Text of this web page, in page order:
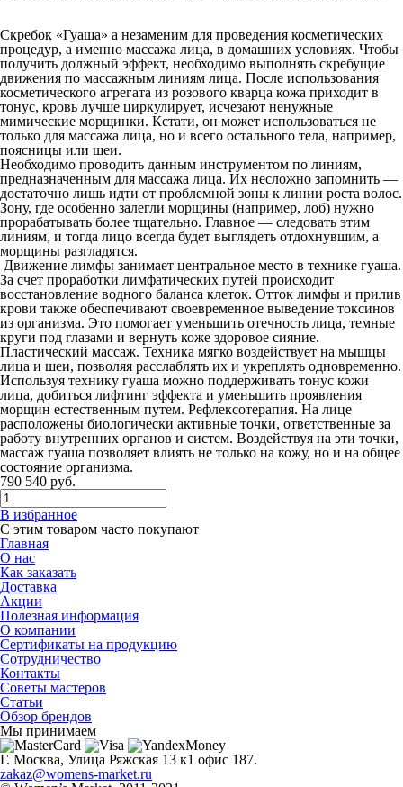
Скребок «Гуаша» а незаменим для проведения косметических
процедур, а именно массажа лица, в домашних условиях. Чтобы
получить должный эффект, необходимо выполнять скребущие
движения по массажным линиям лица. После использования
косметического агрегата из розового кварца кожа приходит в
тонус, кровь лучше циркулирует, исчезают ненужные
мимические морщинки. Кстати, он может использоваться не
только для массажа лица, но и всего остального тела, например,
поясницы или шеи.
Необходимо проводить данным инструментом по линиям,
предназначенным для массажа лица. Их несложно запомнить —
достаточно лишь идти от проблемной зоны к линии роста волос.
Зону, где особенно залегли морщины (например, лоб) нужно
прорабатывать более тщательно. Главное — следовать этим
линиям, и тогда лицо всегда будет выглядеть отдохнувшим, а
морщины разгладятся.
Движение лимфы занимает центральное место в технике гуаша.
За счет проработки лимфатических путей происходит
восстановление водного баланса клеток. Отток лимфы и прилив
крови также обеспечивают своевременное выведение токсинов
из организма. Это помогает уменьшить отечность лица, темные
круги под глазами и вернуть коже здоровое сияние.
Пластический массаж. Техника мягко воздействует на мышцы
лица и шеи, позволяя расслаблять их и укреплять одновременно.
Используя технику гуаша можно поддерживать тонус кожи
лица, добиться лифтинг эффекта и уменьшить проявления
морщин естественным путем. Рефлексотерапия. На лице
расположены биологически активные точки, ответственные за
работу внутренних органов и систем. Воздействуя на эти точки,
массаж гуаша позволяет влиять не только на кожу, но и на общее
состояние организма.
790 540 руб.
В избранное
С этим товаром часто покупают
Главная
О нас
Как заказать
Доставка
Акции
Полезная информация
О компании
Сертификаты на продукцию
Сотрудничество
Контакты
Советы мастеров
Статьи
Обзор брендов
Мы принимаем
Г. Москва, Улица Ряжская 13 к1 офис 187.
zakaz@womens-market.ru